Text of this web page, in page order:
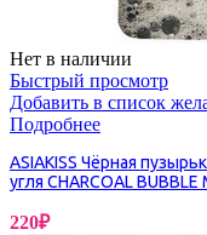
Нет в наличии
Быстрый просмотр
Добавить в список
Подробнее
ASIAKISS Чёрная
угля CHARCOAL BUBBLE
220₽